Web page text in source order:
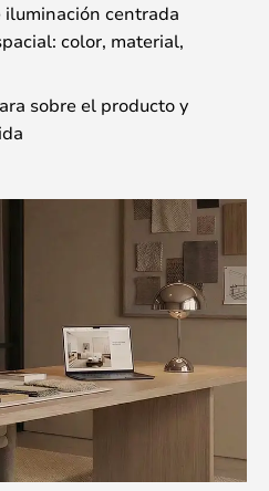
iluminación centrada
color, material,
sobre el producto y